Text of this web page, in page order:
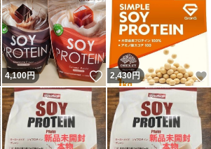
いね！
4,100円 いいね！
2,430円